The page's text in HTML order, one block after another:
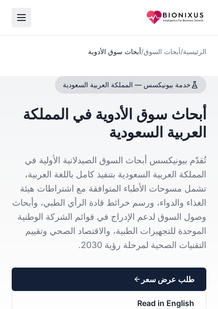
الرئيسية/أبحاث السوق/أبحاث سوق الأدوية
خدمة بيونيكسس — المملكة العربية السعودية
أبحاث سوق الأدوية في المملكة
العربية السعودية
تُقدّم بيونيكسس أبحاث السوق الصيدلانية الأولية في
المملكة العربية السعودية بتنفيذ كامل باللغة العربية،
تشمل مسوحات الأطباء المتوافقة مع اشتراطات هيئة
الغذاء والدواء، ورسم خرائط قادة الرأي الطبي، وأبحاث
وصول السوق لدعم الإدراج في قوائم الشركة الوطنية
الموحدة للتجهيزات الطبية، والاقتصاد الصحي وتقييم
التقنيات الصحية لمرحلة رؤية 2030.
طلب عرض سعر
Read in English